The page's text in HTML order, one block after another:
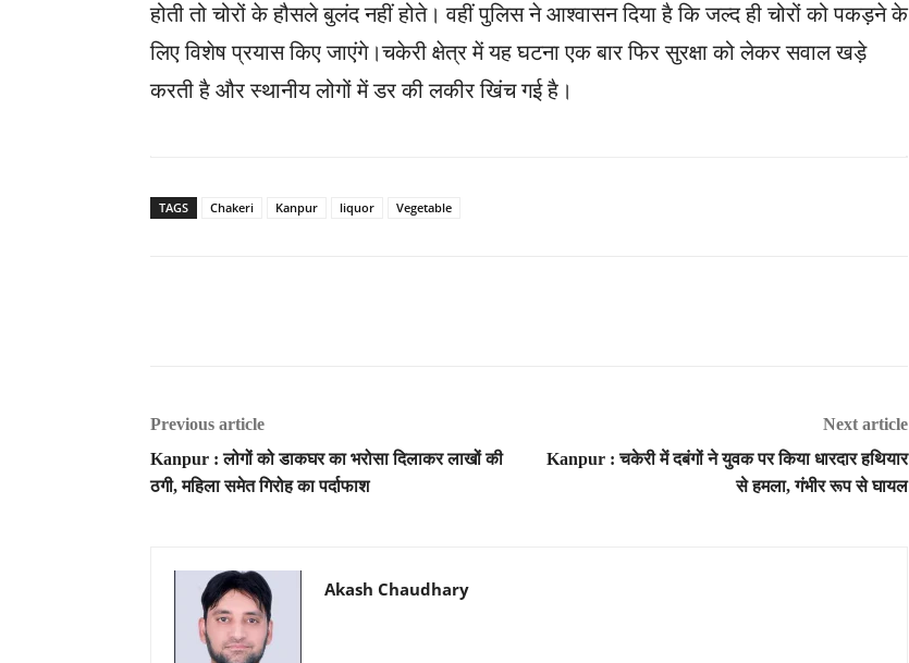
होती तो चोरों के हौसले बुलंद नहीं होते। वहीं पुलिस ने आश्वासन दिया है कि जल्द ही चोरों को पकड़ने के
लिए विशेष प्रयास किए जाएंगे।चकेरी क्षेत्र में यह घटना एक बार फिर सुरक्षा को लेकर सवाल खड़े
करती है और स्थानीय लोगों में डर की लकीर खिंच गई है।
TAGS Chakeri Kanpur liquor Vegetable
Previous article
Kanpur : लोगों को डाकघर का भरोसा दिलाकर लाखों की
ठगी, महिला समेत गिरोह का पर्दाफाश
Next article
Kanpur : चकेरी में दबंगों ने युवक पर किया धारदार हथियार
से हमला, गंभीर रूप से घायल
Akash Chaudhary